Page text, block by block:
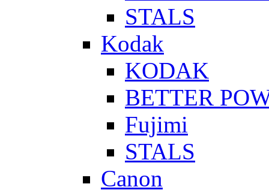
STALS
Kodak
KODAK
BETTER
Fujimi
STALS
Canon